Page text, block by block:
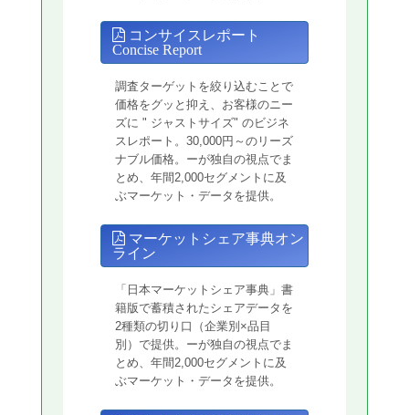
コンサイスレポート
Concise Report
調査ターゲットを絞り込むことで
価格をグッと抑え、お客様のニー
ズに " ジャストサイズ" のビジネ
スレポート。30,000円～のリーズ
ナブル価格。ーが独自の視点でま
とめ、年間2,000セグメントに及
ぶマーケット・データを提供。
マーケットシェア事典オン
ライン
「日本マーケットシェア事典」書
籍版で蓄積されたシェアデータを
2種類の切り口（企業別×品目
別）で提供。ーが独自の視点でま
とめ、年間2,000セグメントに及
ぶマーケット・データを提供。